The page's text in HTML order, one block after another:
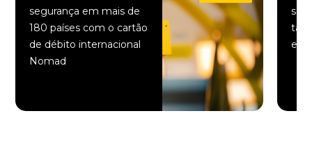
segurança em mais de
180 países com o cartão
de débito internacional
Nomad